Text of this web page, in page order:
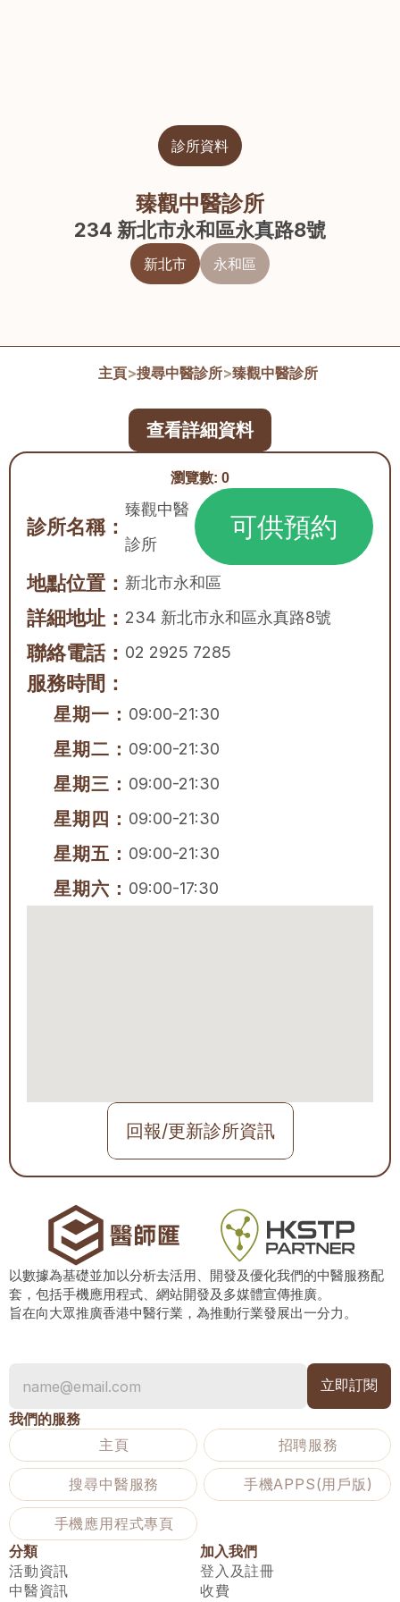
診所資料
臻觀中醫診所
234 新北市永和區永真路8號
新北市 永和區
主頁>搜尋中醫診所>臻觀中醫診所
瀏覽數: 0
診所名稱：
臻觀中醫
診所
可供預約
地點位置： 新北市永和區
詳細地址： 234 新北市永和區永真路8號
聯絡電話： 02 2925 7285
服務時間：
星期一： 09:00-21:30
星期二： 09:00-21:30
星期三： 09:00-21:30
星期四： 09:00-21:30
星期五： 09:00-21:30
星期六： 09:00-17:30
回報/更新診所資訊
查看詳細資料
以數據為基礎並加以分析去活用、開發及優化我們的中醫服務配
套，包括手機應用程式、網站開發及多媒體宣傳推廣。
旨在向大眾推廣香港中醫行業，為推動行業發展出一分力。
我們的服務
主頁
招聘服務
搜尋中醫服務 手機APPS(用戶版)
手機應用程式專頁
分類
活動資訊
中醫資訊
加入我們
登入及註冊
收費